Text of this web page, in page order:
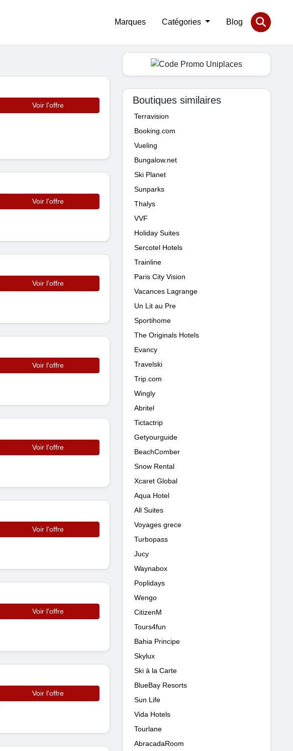
Marques Catégories Blog
Voir l'offre
Voir l'offre
Voir l'offre
Voir l'offre
Voir l'offre
Voir l'offre
Voir l'offre
Voir l'offre
Boutiques similaires
Terravision
Booking.com
Vueling
Bungalow.net
Ski Planet
Sunparks
Thalys
VVF
Holiday Suites
Sercotel Hotels
Trainline
Paris City Vision
Vacances Lagrange
Un Lit au Pre
Sportihome
The Originals Hotels
Evancy
Travelski
Trip.com
Wingly
Abritel
Tictactrip
Getyourguide
BeachComber
Snow Rental
Xcaret Global
Aqua Hotel
All Suites
Voyages grece
Turbopass
Jucy
Waynabox
Poplidays
Wengo
CitizenM
Tours4fun
Bahia Principe
Skylux
Ski à la Carte
BlueBay Resorts
Sun Life
Vida Hotels
Tourlane
AbracadaRoom